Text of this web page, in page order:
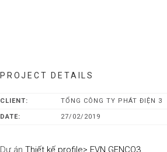
PROJECT DETAILS
CLIENT: TỔNG CÔNG TY PHÁT ĐIỆN 3
DATE: 27/02/2019
Dư án Thiết kế profile> EVN GENCO3